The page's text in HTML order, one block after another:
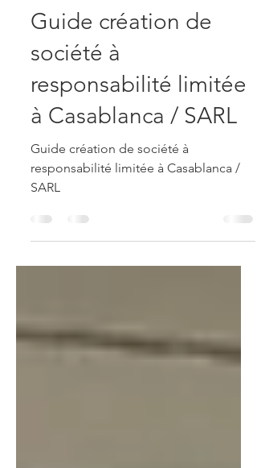
19 nov. 2025
4 min de lecture
Guide création de
société à
responsabilité limitée
à Casablanca / SARL
Guide création de société à
SARL